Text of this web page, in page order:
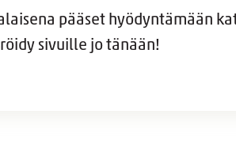
pääset hyödyntämään
sivuille jo tänään!